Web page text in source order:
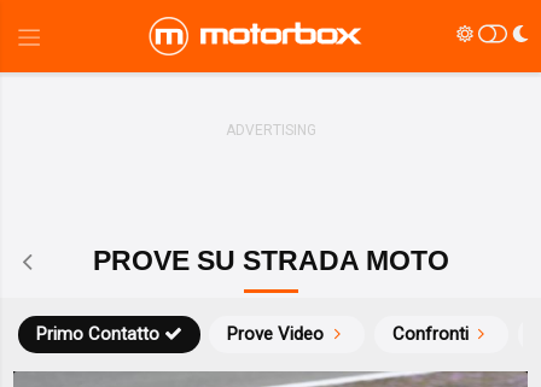
PROVE SU STRADA MOTO
Prove Video Confronti
Primo Contatto